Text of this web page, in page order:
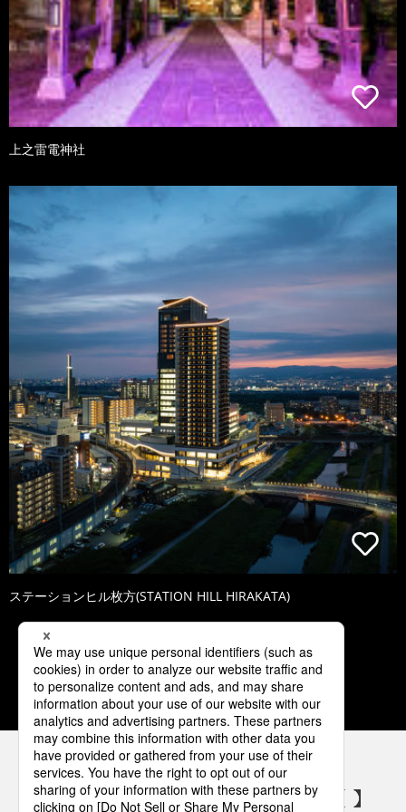
上之雷電神社
ステーションヒル枚方(STATION HILL HIRAKATA)
1 2 3 4 5
パナソニックの電気設備 SNSアカウント